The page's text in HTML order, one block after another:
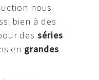
nous
bien à des
des séries
en grandes